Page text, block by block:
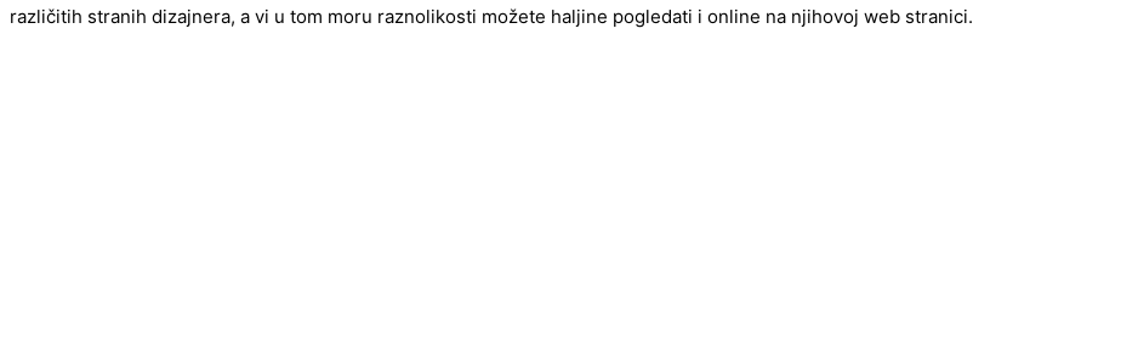
različitih stranih dizajnera, a vi u tom moru raznolikosti možete haljine pogledati i online na njihovoj web stranici.